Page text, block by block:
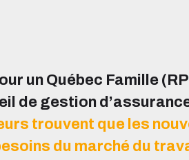
un Québec Famille
de gestion
trouvent que les
du marché du